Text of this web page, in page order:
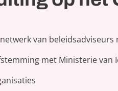
van
met Ministerie van